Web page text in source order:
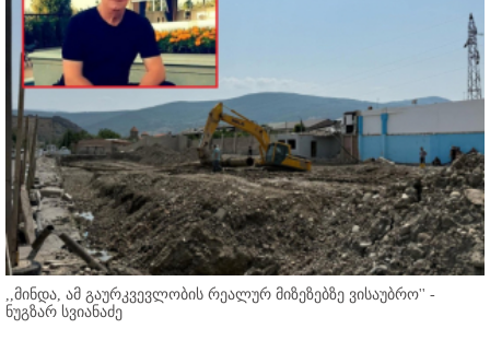
,,მინდა, ამ გაურკვევლობის რეალურ მიზეზებზე ვისაუბრო'' -
ნუგზარ სვიანაძე